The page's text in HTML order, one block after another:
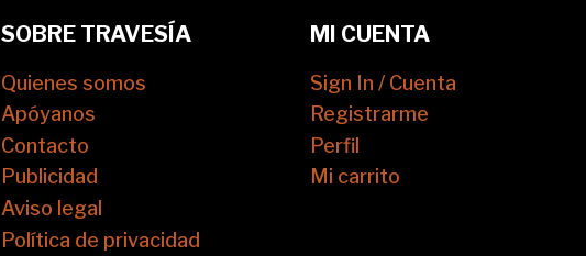
SOBRE TRAVESÍA
Quienes somos
Apóyanos
Contacto
Publicidad
Aviso legal
Política de privacidad
MI CUENTA
Sign In / Cuenta
Registrarme
Perfil
Mi carrito